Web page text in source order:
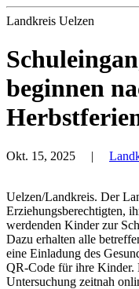
Landkreis Uelzen
beginnen
Okt. 15, 2025 |
Uelzen/Landkreis. Der
Erziehungsberechtigten,
werdenden Kinder zur
Dazu erhalten alle
eine Einladung des
QR-Code für ihre Kinder.
Untersuchung zeitnah